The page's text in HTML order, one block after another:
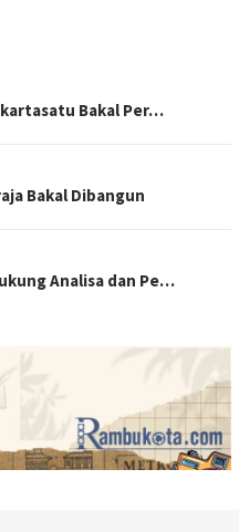
Bakal Per…
Bakal Dibangun
Analisa dan Pe…